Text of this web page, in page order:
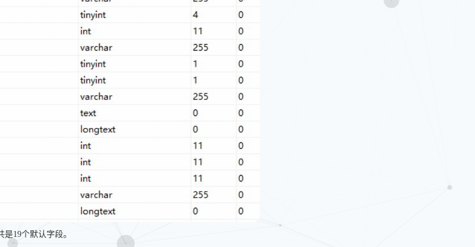
是19个默认字段。